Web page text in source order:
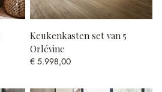
Keukenkasten set van 5
Orlévine
€ 5.998,00